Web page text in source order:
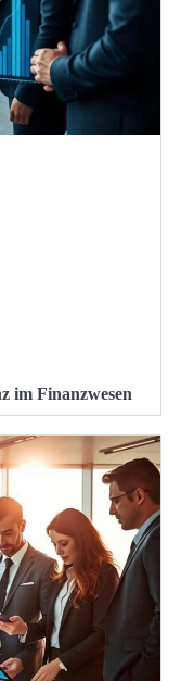
im Finanzwesen